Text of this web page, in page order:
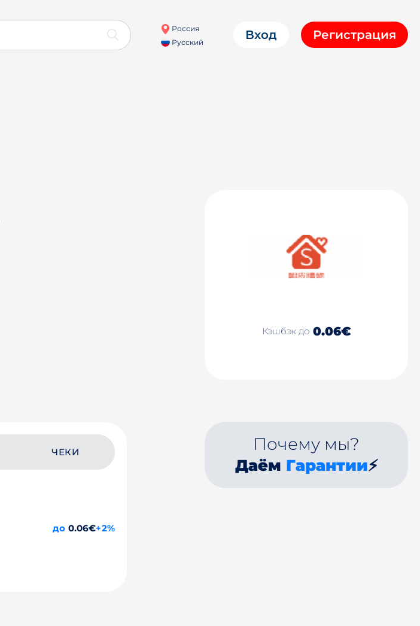
Россия
Русский
Вход Регистрация
Кэшбэк до 0.06€
ЧЕКИ
до 0.06€+2%
Почему мы?
Даём Гарантии⚡